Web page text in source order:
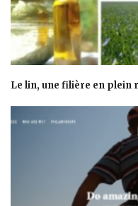
Le lin, une filière en plein